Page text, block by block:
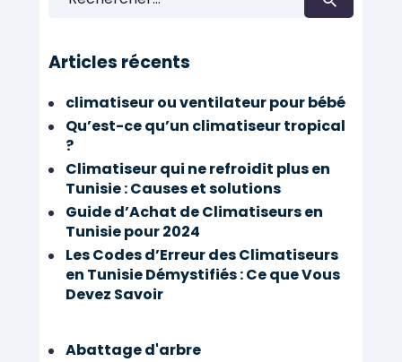
Articles récents
climatiseur ou ventilateur pour bébé
Qu’est-ce qu’un climatiseur tropical
?
Climatiseur qui ne refroidit plus en
Tunisie : Causes et solutions
Guide d’Achat de Climatiseurs en
Tunisie pour 2024
Les Codes d’Erreur des Climatiseurs
en Tunisie Démystifiés : Ce que Vous
Devez Savoir
Abattage d'arbre